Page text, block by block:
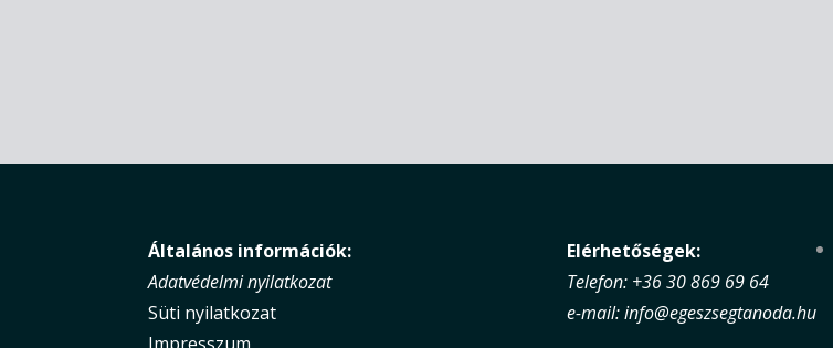
Általános információk:
Adatvédelmi nyilatkozat
Süti nyilatkozat
Elérhetőségek:
Telefon: +36 30 869 69 64
e-mail: info@egeszsegtanoda.hu